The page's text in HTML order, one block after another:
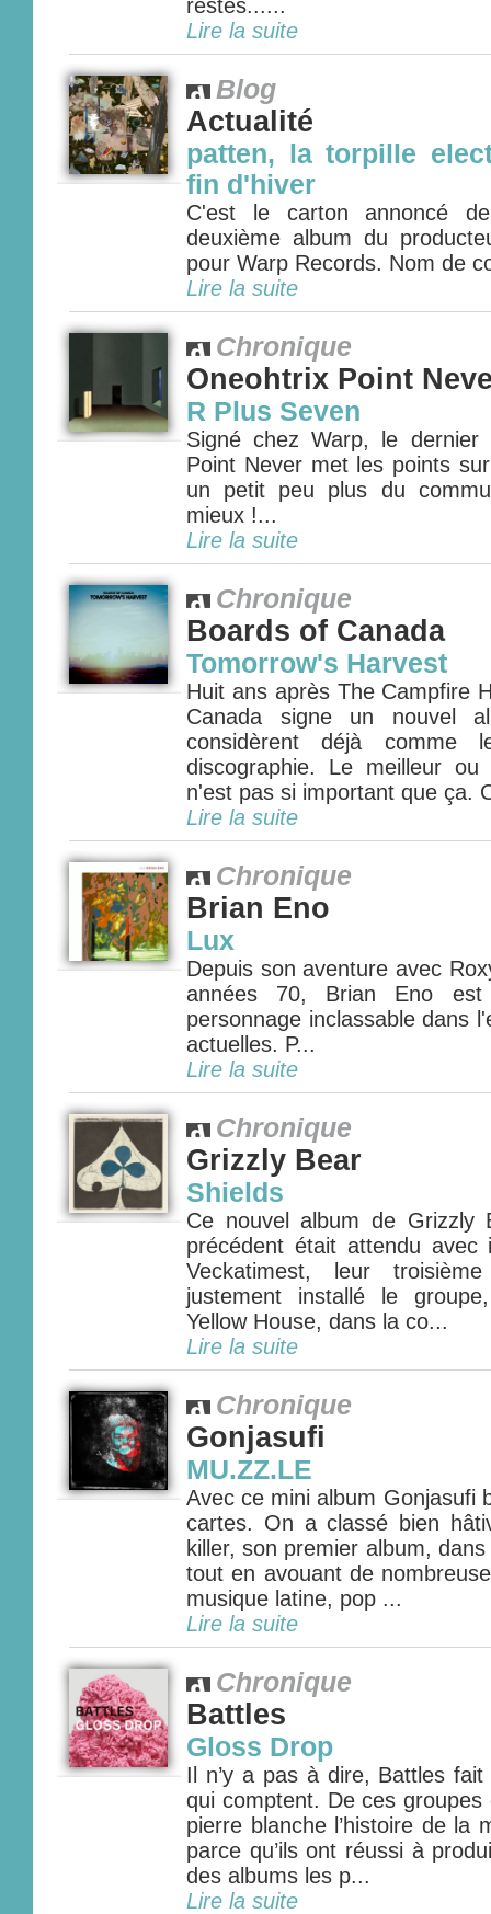
restes......
Lire la suite
Blog
Actualité
patten, la torpille
fin d'hiver
C'est le carton annoncé
deuxième album du
pour Warp Records. Nom de
Lire la suite
Chronique
Oneohtrix Point
R Plus Seven
Signé chez Warp, le dernier
Point Never met les points
un petit peu plus du
mieux !...
Lire la suite
Chronique
Boards of Canada
Tomorrow's Harvest
Huit ans après The Campfire
Canada signe un nouvel
considèrent déjà comme
discographie. Le meilleur
n'est pas si important que ça.
Lire la suite
Chronique
Brian Eno
Lux
Depuis son aventure avec
années 70, Brian Eno
personnage inclassable dans
actuelles. P...
Lire la suite
Chronique
Grizzly Bear
Shields
Ce nouvel album de Grizzly
précédent était attendu avec
Veckatimest, leur
justement installé le
Yellow House, dans la co...
Lire la suite
Chronique
Gonjasufi
MU.ZZ.LE
Avec ce mini album Gonjasufi
cartes. On a classé bien
killer, son premier album,
tout en avouant de
musique latine, pop ...
Lire la suite
Chronique
Battles
Gloss Drop
Il n’y a pas à dire, Battles
qui comptent. De ces groupes
pierre blanche l’histoire de la
parce qu’ils ont réussi à
des albums les p...
Lire la suite